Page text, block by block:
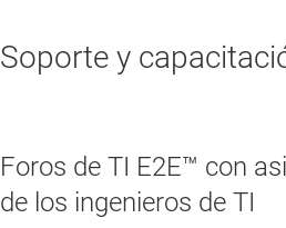
Soporte y
Foros de TI E2E™ con
de los ingenieros de TI